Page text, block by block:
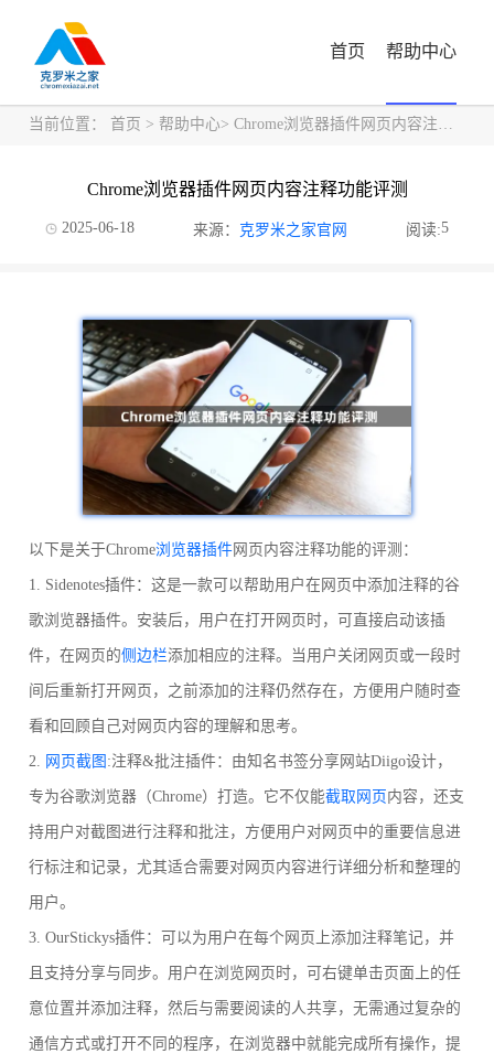
首页 帮助中心
当前位置： 首页 > 帮助中心> Chrome浏览器插件网页内容注释功能评测
Chrome浏览器插件网页内容注释功能评测
2025-06-18 来源： 克罗米之家官网 阅读:5
以下是关于Chrome浏览器插件网页内容注释功能的评测：
1. Sidenotes插件：这是一款可以帮助用户在网页中添加注释的谷
歌浏览器插件。安装后，用户在打开网页时，可直接启动该插
件，在网页的侧边栏添加相应的注释。当用户关闭网页或一段时
间后重新打开网页，之前添加的注释仍然存在，方便用户随时查
看和回顾自己对网页内容的理解和思考。
2. 网页截图 :注释&批注插件：由知名书签分享网站Diigo设计，
专为谷歌浏览器（Chrome）打造。它不仅能截取网页 内容，还支
持用户对截图进行注释和批注，方便用户对网页中的重要信息进
行标注和记录，尤其适合需要对网页内容进行详细分析和整理的
用户。
3. OurStickys插件：可以为用户在每个网页上添加注释笔记，并
且支持分享与同步。用户在浏览网页时，可右键单击页面上的任
意位置并添加注释，然后与需要阅读的人共享，无需通过复杂的
通信方式或打开不同的程序，在浏览器中就能完成所有操作，提